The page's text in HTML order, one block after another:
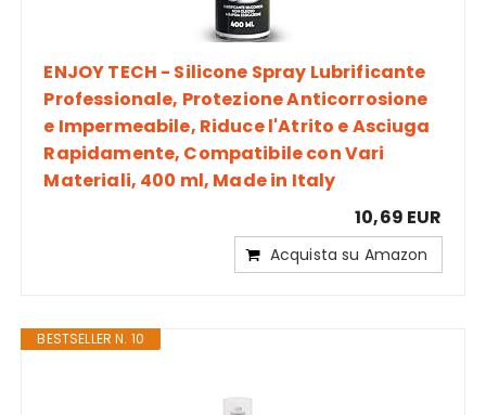
ENJOY TECH - Silicone Spray Lubrificante
Professionale, Protezione Anticorrosione
e Impermeabile, Riduce l'Atrito e Asciuga
Rapidamente, Compatibile con Vari
Materiali, 400 ml, Made in Italy
10,69 EUR
Acquista su Amazon
BESTSELLER N. 10